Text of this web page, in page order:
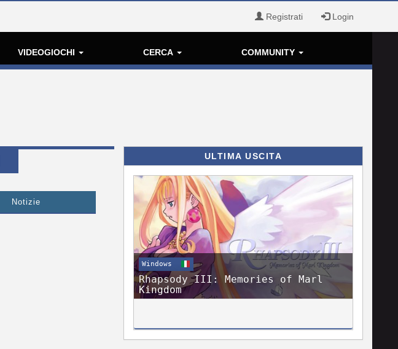
Registrati Login
VIDEOGIOCHI CERCA COMMUNITY
Notizie
ULTIMA USCITA
Windows
Rhapsody III: Memories of Marl
Kingdom